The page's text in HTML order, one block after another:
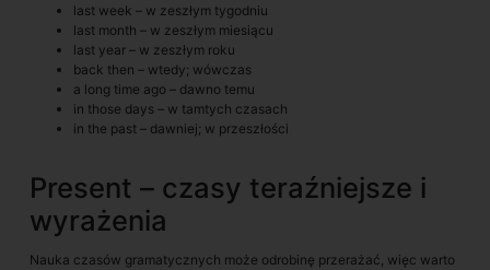
last week – w zeszłym tygodniu
last month – w zeszłym miesiącu
last year – w zeszłym roku
back then – wtedy; wówczas
a long time ago – dawno temu
in those days – w tamtych czasach
in the past – dawniej; w przeszłości
Present – czasy teraźniejsze i
wyrażenia
Nauka czasów gramatycznych może odrobinę przerażać, więc warto